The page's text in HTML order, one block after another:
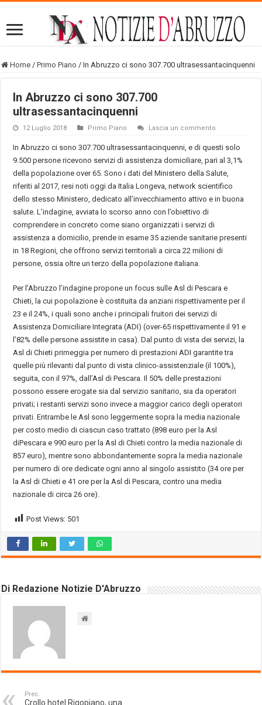
Home / Primo Piano / In Abruzzo ci sono 307.700 ultrasessantacinquenni
In Abruzzo ci sono 307.700
ultrasessantacinquenni
12 Luglio 2018 Primo Piano Lascia un commento
In Abruzzo ci sono 307.700 ultrasessantacinquenni, e di questi solo
9.500 persone ricevono servizi di assistenza domiciliare, pari al 3,1%
della popolazione over 65. Sono i dati del Ministero della Salute,
riferiti al 2017, resi noti oggi da Italia Longeva, network scientifico
dello stesso Ministero, dedicato all’invecchiamento attivo e in buona
salute. L’indagine, avviata lo scorso anno con l’obiettivo di
comprendere in concreto come siano organizzati i servizi di
assistenza a domicilio, prende in esame 35 aziende sanitarie presenti
in 18 Regioni, che offrono servizi territoriali a circa 22 milioni di
persone, ossia oltre un terzo della popolazione italiana.
Per l’Abruzzo l’indagine propone un focus sulle Asl di Pescara e
Chieti, la cui popolazione è costituita da anziani rispettivamente per il
23 e il 24%, i quali sono anche i principali fruitori dei servizi di
Assistenza Domiciliare Integrata (ADI) (over-65 rispettivamente il 91 e
l’82% delle persone assistite in casa). Dal punto di vista dei servizi, la
Asl di Chieti primeggia per numero di prestazioni ADI garantite tra
quelle più rilevanti dal punto di vista clinico-assistenziale (il 100%),
seguita, con il 97%, dall’Asl di Pescara. Il 50% delle prestazioni
possono essere erogate sia dal servizio sanitario, sia da operatori
privati; i restanti servizi sono invece a maggior carico degli operatori
privati. Entrambe le Asl sono leggermente sopra la media nazionale
per costo medio di ciascun caso trattato (898 euro per la Asl
diPescara e 990 euro per la Asl di Chieti contro la media nazionale di
857 euro), mentre sono abbondantemente sopra la media nazionale
per numero di ore dedicate ogni anno al singolo assistito (34 ore per
la Asl di Chieti e 41 ore per la Asl di Pescara, contro una media
nazionale di circa 26 ore).
Post Views: 501
Di Redazione Notizie D'Abruzzo
Prec.
Crollo hotel Rigopiano, una